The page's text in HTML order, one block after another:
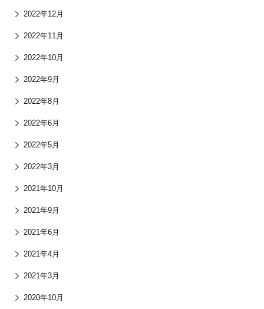
2022年12月
2022年11月
2022年10月
2022年9月
2022年8月
2022年6月
2022年5月
2022年3月
2021年10月
2021年9月
2021年6月
2021年4月
2021年3月
2020年10月